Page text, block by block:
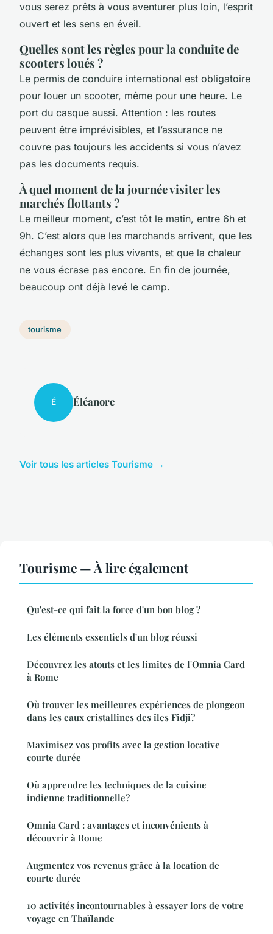
vous serez prêts à vous aventurer plus loin, l’esprit
ouvert et les sens en éveil.
Quelles sont les règles pour la conduite de
scooters loués ?
Le permis de conduire international est obligatoire
pour louer un scooter, même pour une heure. Le
port du casque aussi. Attention : les routes
peuvent être imprévisibles, et l’assurance ne
couvre pas toujours les accidents si vous n’avez
pas les documents requis.
À quel moment de la journée visiter les
marchés flottants ?
Le meilleur moment, c’est tôt le matin, entre 6h et
9h. C’est alors que les marchands arrivent, que les
échanges sont les plus vivants, et que la chaleur
ne vous écrase pas encore. En fin de journée,
beaucoup ont déjà levé le camp.
tourisme
É Éléanore
Voir tous les articles Tourisme →
Tourisme — À lire également
Qu'est-ce qui fait la force d'un bon blog ?
Les éléments essentiels d'un blog réussi
Découvrez les atouts et les limites de l'Omnia Card
à Rome
Où trouver les meilleures expériences de plongeon
dans les eaux cristallines des îles Fidji?
Maximisez vos profits avec la gestion locative
courte durée
Où apprendre les techniques de la cuisine
indienne traditionnelle?
Omnia Card : avantages et inconvénients à
découvrir à Rome
Augmentez vos revenus grâce à la location de
courte durée
10 activités incontournables à essayer lors de votre
voyage en Thaïlande